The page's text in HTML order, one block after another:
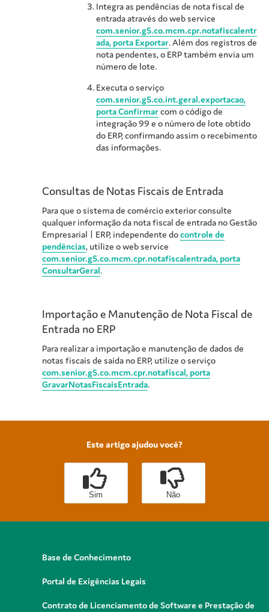
Integra as pendências de nota fiscal de
entrada através do web service
com.senior.g5.co.mcm.cpr.notafiscalentr
ada, porta Exportar. Além dos registros de
nota pendentes, o ERP também envia um
número de lote.
Executa o serviço
com.senior.g5.co.int.geral.exportacao,
porta Confirmarcom o código de
integração 99 e o número de lote obtido
do ERP, confirmando assim o recebimento
das informações.
Consultas de Notas Fiscais de Entrada
Para que o sistema de comércio exterior consulte
qualquer informação da nota fiscal de entrada noGestão
Empresarial | ERP, independente docontrole de
pendências, utilize o web service
com.senior.g5.co.mcm.cpr.notafiscalentrada, porta
ConsultarGeral.
Importação e Manutenção de Nota Fiscal de
Entrada no ERP
Para realizar a importação e manutenção de dados de
notas fiscais de saída no ERP, utilize o serviço
com.senior.g5.co.mcm.cpr.notafiscal, porta
GravarNotasFiscaisEntrada.
Este artigo ajudou você?
Sim Não
Base de Conhecimento
Portal de Exigências Legais
Contrato de Licenciamento de Software e Prestação de